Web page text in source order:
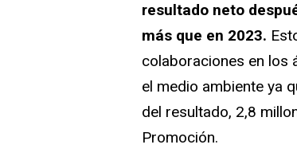
resultado neto
más que en 2023.
colaboraciones en los
el medio ambiente ya
del resultado, 2,8
Promoción.